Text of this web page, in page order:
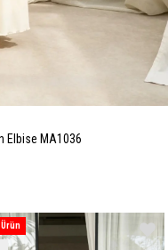
Elbise MA1036
Ürün